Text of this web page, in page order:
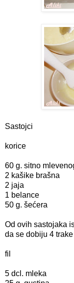
Sastojci
korice
60 g. sitno
2 kašike brašna
2 jaja
1 belance
50 g. šećera
Od ovih sastojaka
da se dobiju 4 trake
fil
5 dcl. mleka